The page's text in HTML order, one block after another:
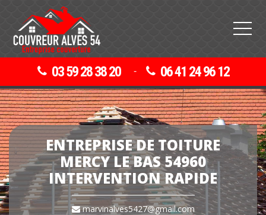
03 59 28 38 20 - 06 41 24 96 12
ENTREPRISE DE TOITURE
MERCY LE BAS 54960
INTERVENTION RAPIDE
marvinalves5427@gmail.com